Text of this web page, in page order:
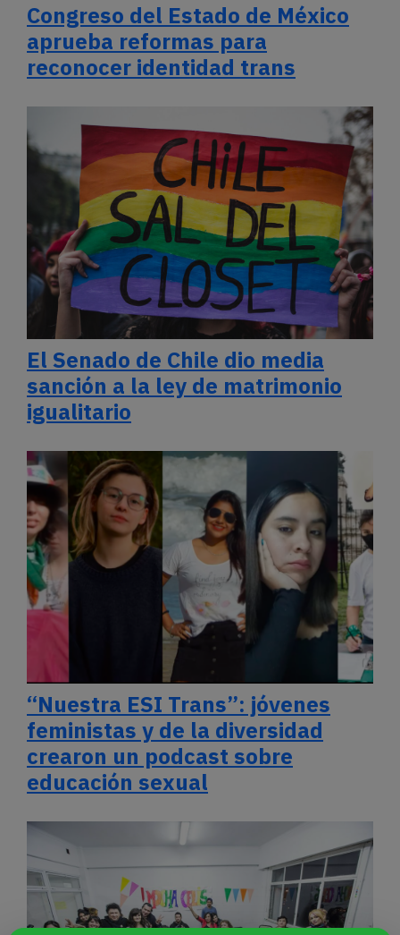
Congreso del Estado de México
aprueba reformas para
reconocer identidad trans
El Senado de Chile dio media
sanción a la ley de matrimonio
igualitario
“Nuestra ESI Trans”: jóvenes
feministas y de la diversidad
crearon un podcast sobre
educación sexual